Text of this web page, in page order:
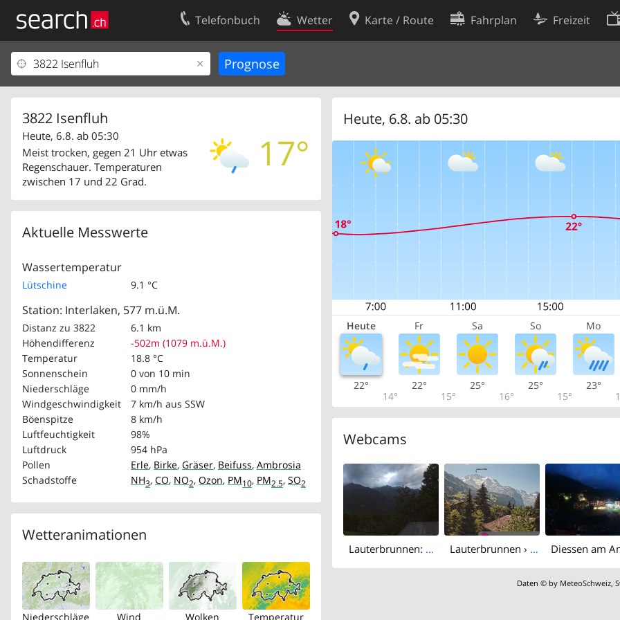
Telefonbuch Wetter Karte / Route Fahrplan Freizeit
3822 Isenfluh
17°
Heute, 6.8. ab 05:30
Meist trocken, gegen 21 Uhr etwas
Regenschauer. Temperaturen
zwischen 17 und 22 Grad.
Aktuelle Messwerte
Wassertemperatur
Lütschine 9.1 °C
Station: Interlaken, 577 m.ü.M.
Distanz zu 3822
6.1 km
Höhendifferenz
-502m (1079 m.ü.M.)
Temperatur
18.8 °C
Sonnenschein
0 von 10 min
Niederschläge
0 mm/h
Windgeschwindigkeit
7 km/h aus SSW
Böenspitze
8 km/h
Luftfeuchtigkeit
98%
Luftdruck
954 hPa
Pollen
Erle, Birke, Gräser, Beifuss, Ambrosia
Schadstoffe
NH3, CO, NO2, Ozon, PM10, PM2.5, SO2
Wetteranimationen
Niederschläge Wind Wolken Temperatur
Heute, 6.8. ab 05:30
Heute Fr Sa So Mo
22°
14°
22°
15°
25°
16°
25°
15°
23°
Webcams
Lauterbrunnen: Birchen: Hotel Bellevue, Wengen Lauterbrunnen › South: Galliweidli
Daten © by MeteoSchweiz,
Ihr Eintrag
Kundencenter Geschäftskunden
Kontakt
Nutzungsbedingungen
Cookie-Einstellungen